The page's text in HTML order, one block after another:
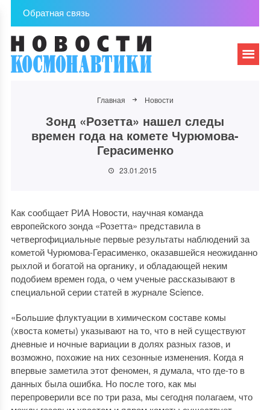
Обратная связь
Главная Новости
Зонд «Розетта» нашел следы
времен года на комете Чурюмова-
Герасименко
23.01.2015
Как сообщает РИА Новости, научная команда
европейского зонда «Розетта» представила в
четвергофициальные первые результаты наблюдений за
кометой Чурюмова-Герасименко, оказавшейся неожиданно
рыхлой и богатой на органику, и обладающей неким
подобием времен года, о чем ученые рассказывают в
специальной серии статей в журнале Science.
«Большие флуктуации в химическом составе комы
(хвоста кометы) указывают на то, что в ней существуют
дневные и ночные вариации в долях разных газов, и
возможно, похожие на них сезонные изменения. Когда я
впервые заметила этот феномен, я думала, что где-то в
данных была ошибка. Но после того, как мы
перепроверили все по три раза, мы сегодня полагаем, что